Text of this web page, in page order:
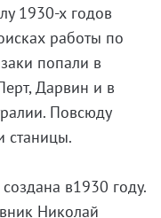
1930-х годов
работы по
попали в
Дарвин и в
Повсюду
станицы.
в1930 году.
Николай